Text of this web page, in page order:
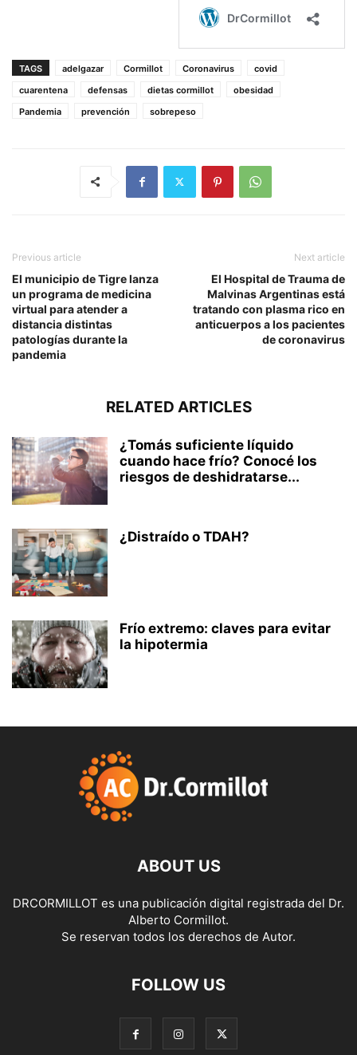
TAGS adelgazar Cormillot Coronavirus
covid
cuarentena
defensas dietas cormillot
obesidad
Pandemia
prevención sobrepeso
Previous article
El municipio de Tigre lanza
un programa de medicina
virtual para atender a
distancia distintas
patologías durante la
pandemia
Next article
El Hospital de Trauma de
Malvinas Argentinas está
tratando con plasma rico en
anticuerpos a los pacientes
de coronavirus
RELATED ARTICLES
¿Tomás suficiente líquido
cuando hace frío? Conocé los
riesgos de deshidratarse...
¿Distraído o TDAH?
Frío extremo: claves para evitar
la hipotermia
ABOUT US
DRCORMILLOT es una publicación digital registrada del Dr.
Alberto Cormillot.
Se reservan todos los derechos de Autor.
FOLLOW US